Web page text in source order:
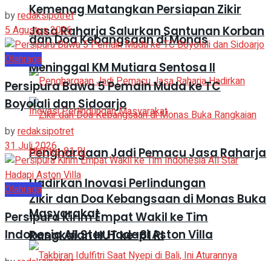
Kemenag Matangkan Persiapan Zikir
dan Doa Kebangsaan di Monas
Penghargaan Jadi Pemacu Jasa Raharja
Hadirkan Inovasi Perlindungan
Masyarakat
Jasa Raharja Salurkan Santunan Korban
Meninggal KM Mutiara Sentosa II
Zikir dan Doa Kebangsaan di Monas Buka
Rangkaian HUT ke-81 RI
byredaksipotret
5 Agustus 2026
Olahraga
Persipura Bawa 5 Pemain Muda ke TC
Boyolali dan Sidoarjo
byredaksipotret
31 Juli 2026
Olahraga
Persipura Kirim Empat Wakil ke Tim
Indonesia All Star Hadapi Aston Villa